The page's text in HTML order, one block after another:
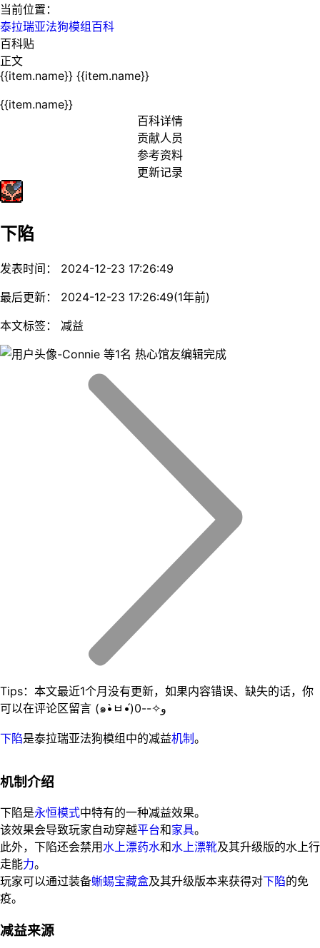
当前位置：
泰拉瑞亚法狗模组百科
百科贴
正文
{{item.name}} {{item.name}}
{{item.name}}
百科详情
贡献人员
参考资料
更新记录
下陷
发表时间： 2024-12-23 17:26:49
最后更新： 2024-12-23 17:26:49(1年前)
本文标签： 减益
等1名 热心馆友编辑完成
Tips：本文最近1个月没有更新，如果内容错误、缺失的话，你
可以在评论区留言 (๑•̀ㅂ•́)و✧--0
下陷是泰拉瑞亚法狗模组中的减益机制。
机制介绍
下陷是永恒模式中特有的一种减益效果。
该效果会导致玩家自动穿越平台和家具。
此外，下陷还会禁用水上漂药水和水上漂靴及其升级版的水上行
走能力。
玩家可以通过装备蜥蜴宝藏盒及其升级版本来获得对下陷的免
疫。
减益来源